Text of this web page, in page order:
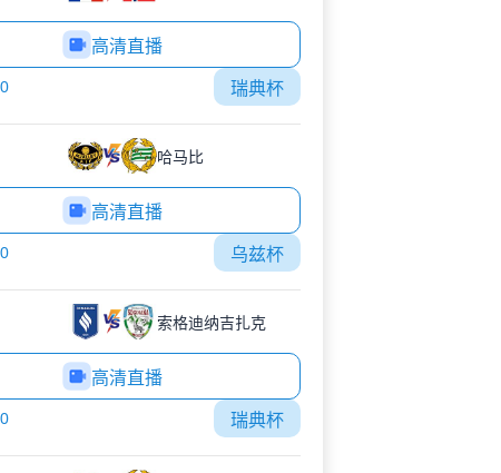
高清直播
瑞典杯
哈马比
高清直播
乌兹杯
索格迪纳吉扎克
高清直播
瑞典杯